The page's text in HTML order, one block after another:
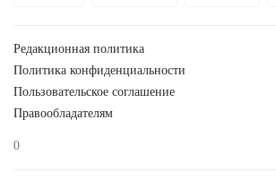
Редакционная политика
Политика конфиденциальности
Пользовательское соглашение
Правообладателям
0